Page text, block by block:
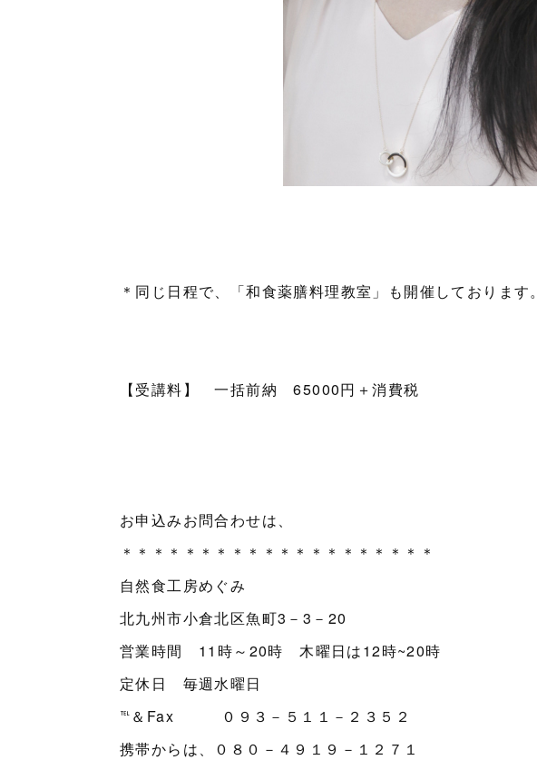
＊同じ日程で、「和食薬膳料理教室」も開催しております。
【受講料】 一括前納 65000円＋消費税
お申込みお問合わせは、
＊＊＊＊＊＊＊＊＊＊＊＊＊＊＊＊＊＊＊＊
自然食工房めぐみ
北九州市小倉北区魚町3－3－20
営業時間 11時～20時 木曜日は12時~20時
定休日 毎週水曜日
℡＆Fax ０９３－５１１－２３５２
携帯からは、０８０－４９１９－１２７１